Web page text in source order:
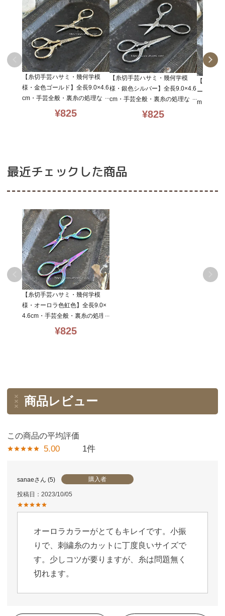
【糸切手芸ハサミ・幾何学模
様・金色ゴールド】全長9.0×4.6
cm・手芸全般・裏糸の処理など
にお勧め・hasami_geometricg
¥825
【糸切手芸ハサミ・幾何学模
様・銀色シルバー】全長9.0×4.6
cm・手芸全般・裏糸の処理など
にお勧め・hasami_geometricsil
¥825
【糸切手
ーロラ色
m・手芸
最近チェックした商品
【糸切手芸ハサミ・幾何学模
様・オーロラ色虹色】全長9.0×
4.6cm・手芸全般・裏糸の処理
などにお勧め・hasami_geomet
¥825
商品レビュー
5.00 1
sanae 5 購入者
投稿日 2023/10/05
オーロラカラーがとてもキレイです。小振
りで、刺繍糸のカットに丁度良いサイズで
す。少しコツが要りますが、糸は問題無く
切れます。